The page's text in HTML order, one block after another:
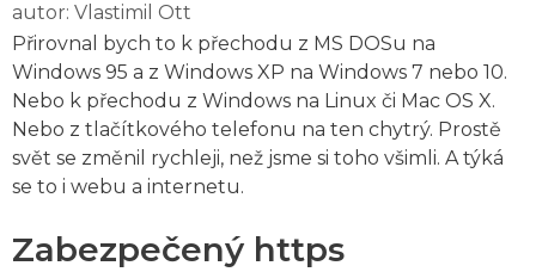
autor: Vlastimil Ott
Přirovnal bych to k přechodu z MS DOSu na
Windows 95 a z Windows XP na Windows 7 nebo 10.
Nebo k přechodu z Windows na Linux či Mac OS X.
Nebo z tlačítkového telefonu na ten chytrý. Prostě
svět se změnil rychleji, než jsme si toho všimli. A týká
se to i webu a internetu.
Zabezpečený https